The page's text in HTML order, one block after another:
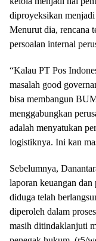
diproyeksikan
Menurut dia, rencana
persoalan internal
“Kalau PT Pos
masalah good
bisa membangun
menggabungkan
adalah menyatukan
logistiknya. Ini kan
Sebelumnya,
laporan keuangan
diduga telah
diperoleh dalam
masih ditindaklanjuti